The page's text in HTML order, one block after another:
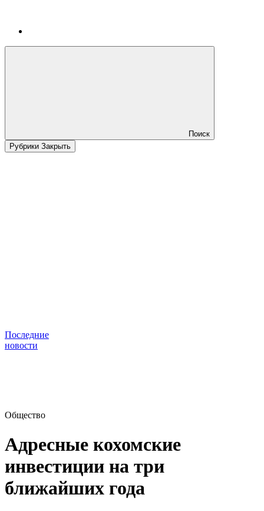
Поиск
Рубрики Закрыть
Последние
новости
Общество
Адресные кохомские
инвестиции на три
ближайших года